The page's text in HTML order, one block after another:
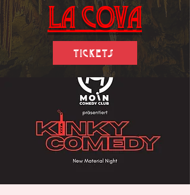
LA Cova
Tickets